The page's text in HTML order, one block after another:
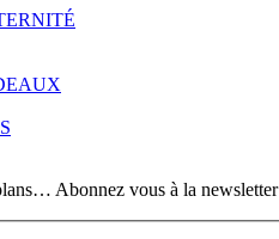
Abonnez vous à la newsletter